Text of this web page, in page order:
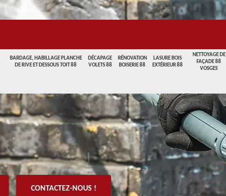
BARDAGE, HABILLAGE PLANCHE
DE RIVE ET DESSOUS TOIT 88
DÉCAPAGE
VOLETS 88
RÉNOVATION
BOISERIE 88
LASURE BOIS
EXTÉRIEUR 88
NETTOYAGE DE
FAÇADE 88
VOSGES
CONTACTEZ-NOUS !